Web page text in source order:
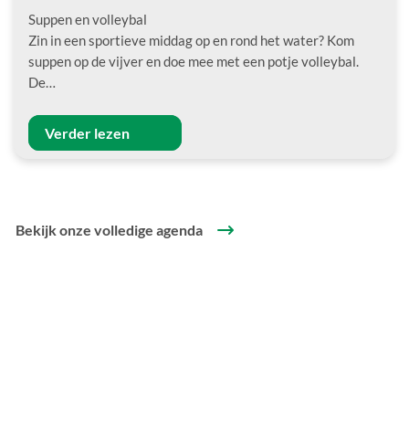
Suppen en volleybal
Zin in een sportieve middag op en rond het water? Kom
suppen op de vijver en doe mee met een potje volleybal.
De…
Verder lezen
Bekijk onze volledige agenda